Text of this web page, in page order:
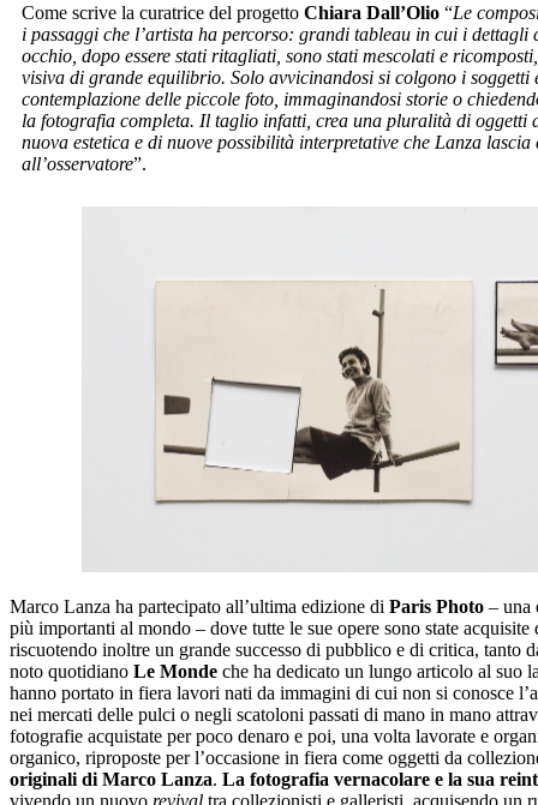
Come scrive la curatrice del progetto Chiara Dall’Olio “Le
i passaggi che l’artista ha percorso: grandi tableau in cui i dettagli
occhio, dopo essere stati ritagliati, sono stati mescolati e
visiva di grande equilibrio. Solo avvicinandosi si colgono i soggetti
contemplazione delle piccole foto, immaginandosi storie o
la fotografia completa. Il taglio infatti, crea una pluralità di oggetti
nuova estetica e di nuove possibilità interpretative che Lanza lascia
all’osservatore”.
Marco Lanza ha partecipato all’ultima edizione di Paris Photo – una
più importanti al mondo – dove tutte le sue opere sono state
riscuotendo inoltre un grande successo di pubblico e di critica, tanto
noto quotidiano Le Monde che ha dedicato un lungo articolo al suo
hanno portato in fiera lavori nati da immagini di cui non si conosce
nei mercati delle pulci o negli scatoloni passati di mano in mano
fotografie acquistate per poco denaro e poi, una volta lavorate e
organico, riproposte per l’occasione in fiera come oggetti da
originali di Marco Lanza. La fotografia vernacolare e la sua
vivendo un nuovo revival tra collezionisti e galleristi, acquisendo un